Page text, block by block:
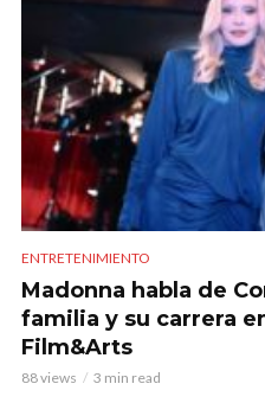
ENTRETENIMIENTO
Madonna habla de
familia y su carrera
Film&Arts
88 views 3 min read